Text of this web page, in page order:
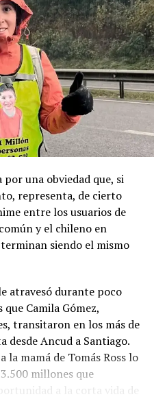
de los hechos, no se
de su partido ni
de 1883 se produjo
de Magallanes, donde
tripulantes a bordo de la
Armada tomaron posesión
donde izaron la bandera
como parte de Chile.
una obviedad que, si
representa, de cierto
entre los usuarios de
y el chileno en
siendo el mismo
atravesó durante poco
Camila Gómez,
transitaron en los más de
desde Ancud a Santiago.
mamá de Tomás Ross lo
millones que
a la corta vida de